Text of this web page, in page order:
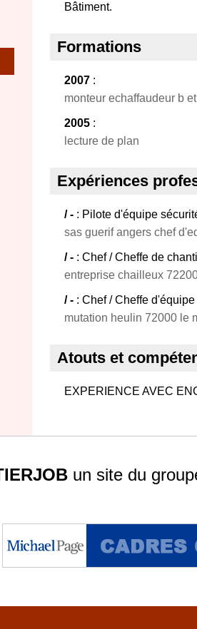
Bâtiment.
Formations
2007 :
monteur echaffaudeur b
2005 :
lecture de plan
Expériences
/ - : Pilote d'équipe
sas guerif angers chef
/ - : Chef / Cheffe de
entreprise chailleux
/ - : Chef / Cheffe
mutation heulin 72000 le
Atouts et
EXPERIENCE AVEC
un site du